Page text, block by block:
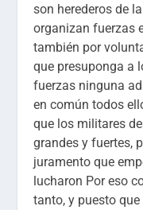
son herederos de
organizan fuerzas
también por
que presuponga a
fuerzas ninguna
en común todos
que los militares
grandes y fuertes,
juramento que
lucharon Por eso
tanto, y puesto